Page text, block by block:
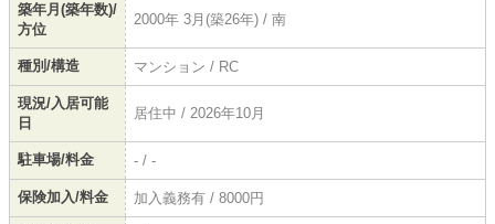
築年月(築年数)/
方位
2000年 3月(築26年) / 南
種別/構造 マンション / RC
現況/入居可能
日
居住中 / 2026年10月
駐車場/料金 - / -
保険加入/料金 加入義務有 / 8000円